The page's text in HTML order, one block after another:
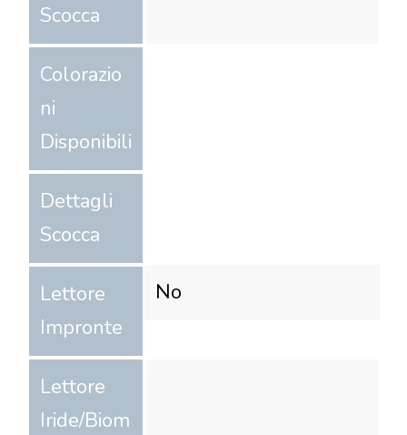
Scocca
Colorazio
ni
Disponibili
Dettagli
Scocca
Lettore
Impronte
No
Lettore
Iride/Biom